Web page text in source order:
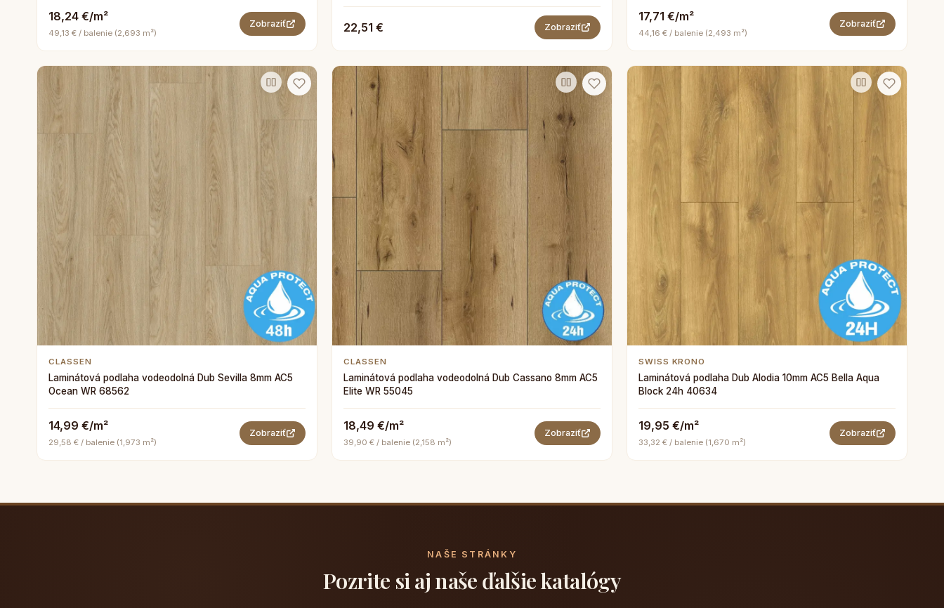
18,24 €/m²
49,13 € / balenie (2,693 m²)
Zobraziť 22,51 € Zobraziť
17,71 €/m²
44,16 € / balenie (2,493 m²)
Zobraziť
CLASSEN
Laminátová podlaha vodeodolná Dub Sevilla 8mm AC5
Ocean WR 68562
14,99 €/m²
29,58 € / balenie (1,973 m²)
Zobraziť
CLASSEN
Laminátová podlaha vodeodolná Dub Cassano 8mm AC5
Elite WR 55045
18,49 €/m²
39,90 € / balenie (2,158 m²)
Zobraziť
SWISS KRONO
Laminátová podlaha Dub Alodia 10mm AC5 Bella Aqua
Block 24h 40634
19,95 €/m²
33,32 € / balenie (1,670 m²)
Zobraziť
NAŠE STRÁNKY
Pozrite si aj naše ďalšie katalógy